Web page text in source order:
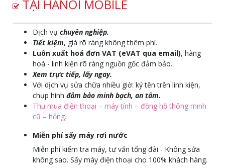
TẠI HANOI MOBILE
Dịch vụ chuyên nghiệp.
Tiết kiệm, giá rõ ràng không thêm phí.
Luôn xuất hoá đơn VAT (eVAT qua email), hàng
hoá - linh kiện rõ ràng nguồn gốc đảm bảo.
Xem trực tiếp, lấy ngay.
Với dịch vụ sửa chữa nhiều giờ: ký tên trên linh kiện,
chụp hình đảm bảo minh bạch, an tâm.
Thu mua điện thoại – máy tính – đồng hồ thông minh
cũ – hỏng.
Miễn phí sấy máy rơi nước
Miễn phí kiểm tra máy, tư vấn tổng đài - Không sửa
không sao. Sấy máy điện thoại cho 100% khách hàng.